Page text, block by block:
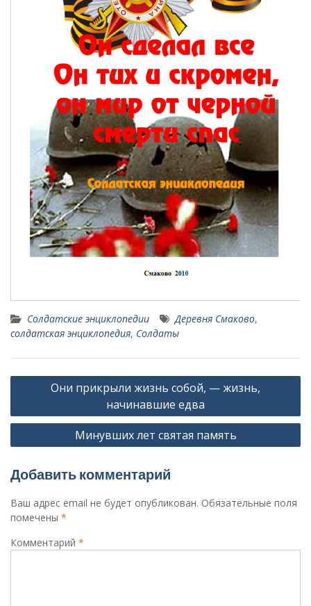
Солдатские энциклопедии Деревня Смаково,
солдатская энциклопедия, Солдаты
Навигация
записям
Они прикрыли жизнь собой, — жизнь,
начинавшие едва
Минувших лет святая память
Добавить комментарий
Ваш адрес email не будет опубликован. Обязательные поля
помечены *
Комментарий *